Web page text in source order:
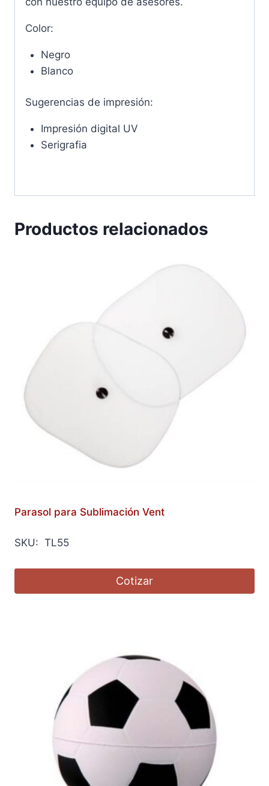
Color:
Negro
Blanco
Sugerencias de impresión:
Impresión digital UV
Serigrafia
Productos relacionados
Parasol para Sublimación Vent
SKU: TL55
Cotizar